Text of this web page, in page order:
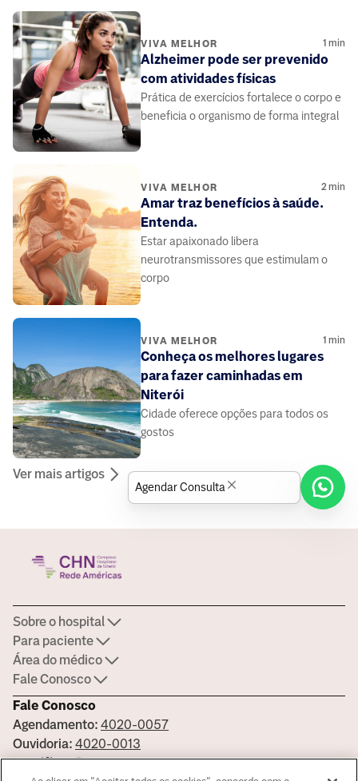
VIVA MELHOR 1 min
Alzheimer pode ser prevenido
com atividades físicas
Prática de exercícios fortalece o corpo e
beneficia o organismo de forma integral
VIVA MELHOR 2min
Amar traz benefícios à saúde.
Entenda.
Estar apaixonado libera
neurotransmissores que estimulam o
corpo
VIVA MELHOR 1 min
Conheça os melhores lugares
para fazer caminhadas em
Niterói
Cidade oferece opções para todos os
gostos
Ver mais artigos
Fale Conosco
Agendamento: 4020-0057
Ouvidoria: 4020-0013
Certificações
Sobre o hospital
Para paciente
Área do médico
Fale Conosco
Agendar Consulta